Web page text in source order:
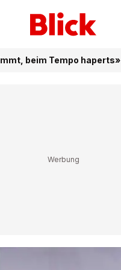
beim Tempo haperts»